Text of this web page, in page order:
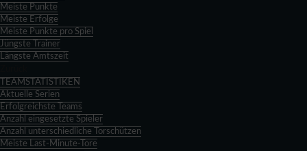
Meiste Punkte
Meiste Erfolge
Meiste Punkte pro Spiel
Jüngste Trainer
Längste Amtszeit
TEAMSTATISTIKEN
Aktuelle Serien
Erfolgreichste Teams
Anzahl eingesetzte Spieler
Anzahl unterschiedliche Torschützen
Meiste Last-Minute-Tore